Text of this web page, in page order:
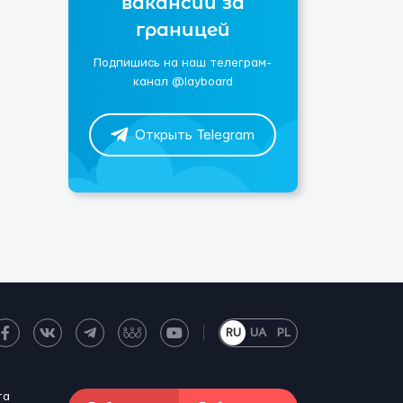
границей
Подпишись на наш телеграм-
канал @layboard
Открыть Telegram
RU UA PL